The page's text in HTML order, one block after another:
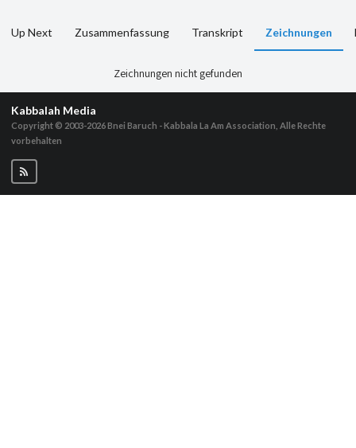
Up Next Zusammenfassung Transkript Zeichnungen
Zeichnungen nicht gefunden
Kabbalah Media
Copyright © 2003-2026Bnei Baruch - Kabbala La Am Association, Alle Rechte
vorbehalten